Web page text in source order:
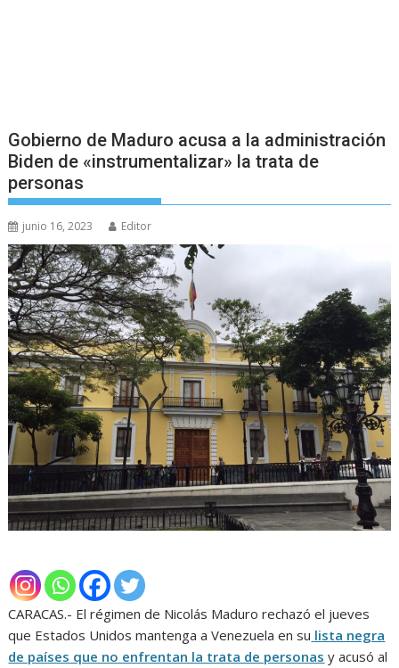
Gobierno de Maduro acusa a la administración
Biden de «instrumentalizar» la trata de
personas
junio 16, 2023 Editor
CARACAS.- El régimen de Nicolás Maduro rechazó el jueves
que Estados Unidos mantenga a Venezuela en su lista negra
de países que no enfrentan la trata de personas y acusó al